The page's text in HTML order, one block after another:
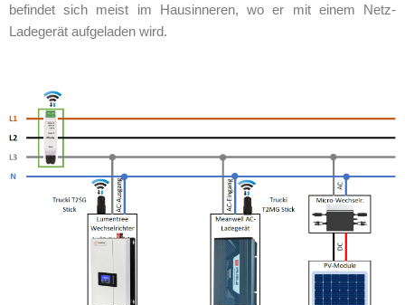
befindet sich meist im Hausinneren, wo er mit einem Netz-
Ladegerät aufgeladen wird.